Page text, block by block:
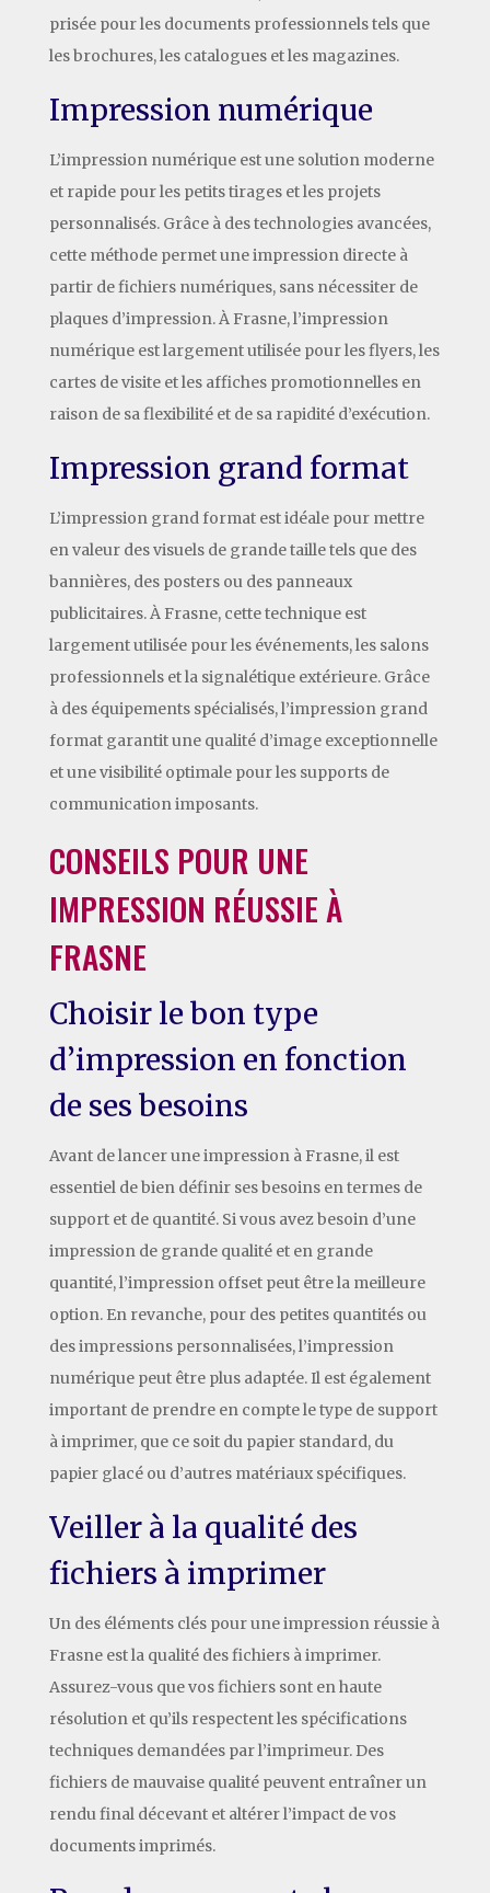
prisée pour les documents professionnels tels que
les brochures, les catalogues et les magazines.
Impression numérique
L’impression numérique est une solution moderne
et rapide pour les petits tirages et les projets
personnalisés. Grâce à des technologies avancées,
cette méthode permet une impression directe à
partir de fichiers numériques, sans nécessiter de
plaques d’impression. À Frasne, l’impression
numérique est largement utilisée pour les flyers, les
cartes de visite et les affiches promotionnelles en
raison de sa flexibilité et de sa rapidité d’exécution.
Impression grand format
L’impression grand format est idéale pour mettre
en valeur des visuels de grande taille tels que des
bannières, des posters ou des panneaux
publicitaires. À Frasne, cette technique est
largement utilisée pour les événements, les salons
professionnels et la signalétique extérieure. Grâce
à des équipements spécialisés, l’impression grand
format garantit une qualité d’image exceptionnelle
et une visibilité optimale pour les supports de
communication imposants.
CONSEILS POUR UNE
IMPRESSION RÉUSSIE À
FRASNE
Choisir le bon type
d’impression en fonction
de ses besoins
Avant de lancer une impression à Frasne, il est
essentiel de bien définir ses besoins en termes de
support et de quantité. Si vous avez besoin d’une
impression de grande qualité et en grande
quantité, l’impression offset peut être la meilleure
option. En revanche, pour des petites quantités ou
des impressions personnalisées, l’impression
numérique peut être plus adaptée. Il est également
important de prendre en compte le type de support
à imprimer, que ce soit du papier standard, du
papier glacé ou d’autres matériaux spécifiques.
Veiller à la qualité des
fichiers à imprimer
Un des éléments clés pour une impression réussie à
Frasne est la qualité des fichiers à imprimer.
Assurez-vous que vos fichiers sont en haute
résolution et qu’ils respectent les spécifications
techniques demandées par l’imprimeur. Des
fichiers de mauvaise qualité peuvent entraîner un
rendu final décevant et altérer l’impact de vos
documents imprimés.